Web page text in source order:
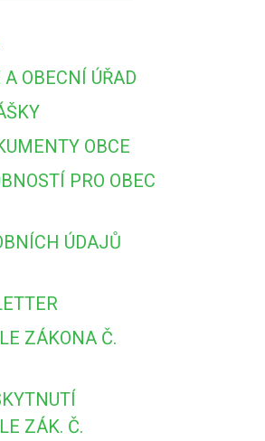
OBECNÍ ÚŘAD
OBCE
PRO OBEC
ÚDAJŮ
ZÁKONA Č.
ZÁK. Č.